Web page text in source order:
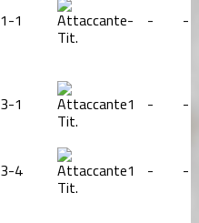
1-1
Tit.
- - -
3-1
Tit.
1 - -
3-4
Tit.
1 - -